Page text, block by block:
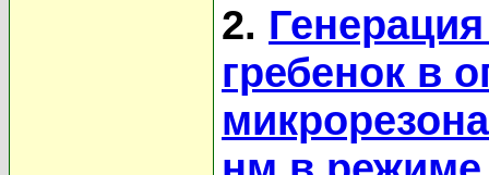
2.
гребенок в